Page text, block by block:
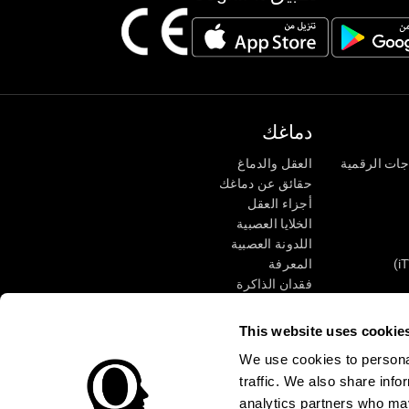
This website uses
We use cookies to
traffic. We also share
analytics partners who
دماغك
العقل والدماغ
حقائق عن دماغك
أجزاء العقل
الخلايا العصبية
اللدونة العصبية
المعرفة
فقدان الذاكرة
وظائف ذهنية
الإدراك الحسى
الانتباه
الرقمية